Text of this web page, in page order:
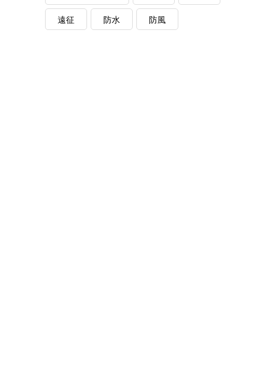
遠征 防水 防風